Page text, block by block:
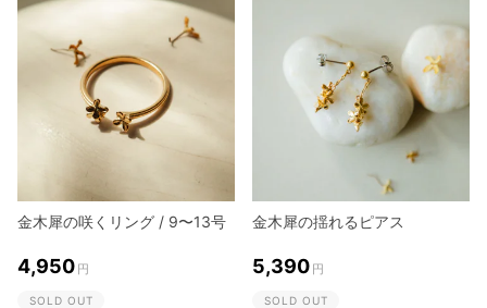
金木犀の咲くリング / 9〜13号
4,950 円
SOLD OUT
金木犀の揺れるピアス
5,390 円
SOLD OUT